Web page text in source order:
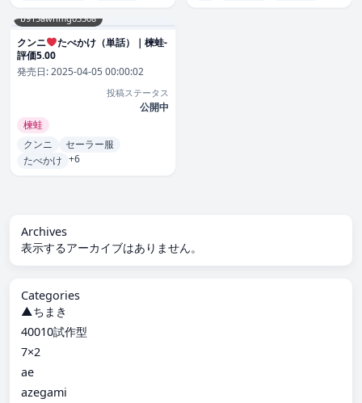
b915awnmg03308
クンニ
たべかけ（単話）｜楝蛙-
評価5.00
発売日:2025-04-05 00:00:02
投稿ステータス
公開中
楝蛙
クンニ
セーラー服
たべかけ +6
Archives
表示するアーカイブはありません。
Categories
▲ちまき
40010試作型
7×2
ae
azegami